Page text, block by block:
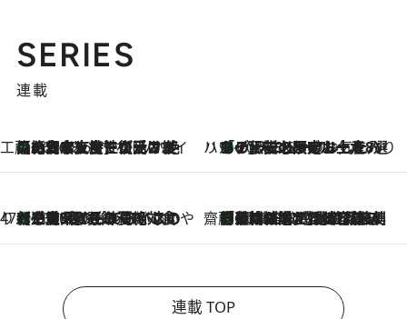
SERIES
連載
工藤まやのおもてなしハワイ
2026.8.6
【ハワイ土産】ローカルの絶大な支持で復活！ 絶品の幻クッキー《元ファンの日本人女性が受け継いだ名店》 ハワイ賢者 リサのお気に入りリスト2026.8.6
あの伝説の限定トートも！ リニューアルした「ディーン＆デルーカ ハワイ」で必須のお土産8選
47都道府県の手みやげ ひんやりスイーツで夏を満喫
2026.8.6
【三重県】この夏絶対食べたい 冷やしておいしいおやつ3選 お餅×アイスの新感覚スイーツ 齋藤 薫 美容脳ルネサンス
2026.8.6
「荷物が増えるほど旅ストレスは増す」美容ジャーナリストがたどり着いた最終結論。“化粧品を劇的に減らす”感動の凝縮美容とは
連載 TOP